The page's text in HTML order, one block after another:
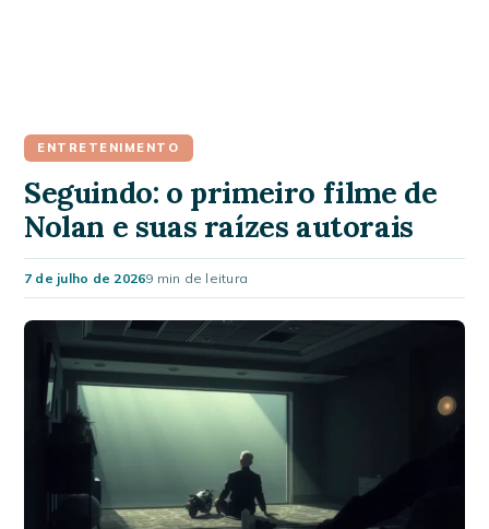
ENTRETENIMENTO
Seguindo: o primeiro filme de
Nolan e suas raízes autorais
7 de julho de 20269 min de leitura